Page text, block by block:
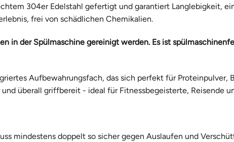
304er Edelstahl gefertigt und garantiert Langlebigkeit,
frei von schädlichen Chemikalien.
in der Spülmaschine gereinigt werden. Es ist
Aufbewahrungsfach, das sich perfekt für Proteinpulver,
überall griffbereit - ideal für Fitnessbegeisterte, Reisende
mindestens doppelt so sicher gegen Auslaufen und